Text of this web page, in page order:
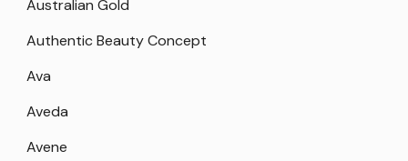
Australian Gold
Authentic Beauty Concept
Ava
Aveda
Avene